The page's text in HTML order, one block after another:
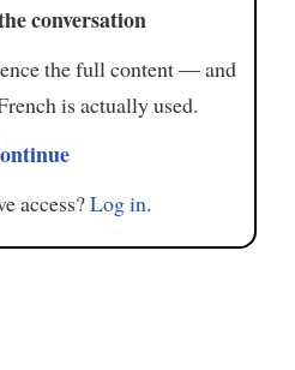
conversation
the full content — and
is actually used.
access?Log in.